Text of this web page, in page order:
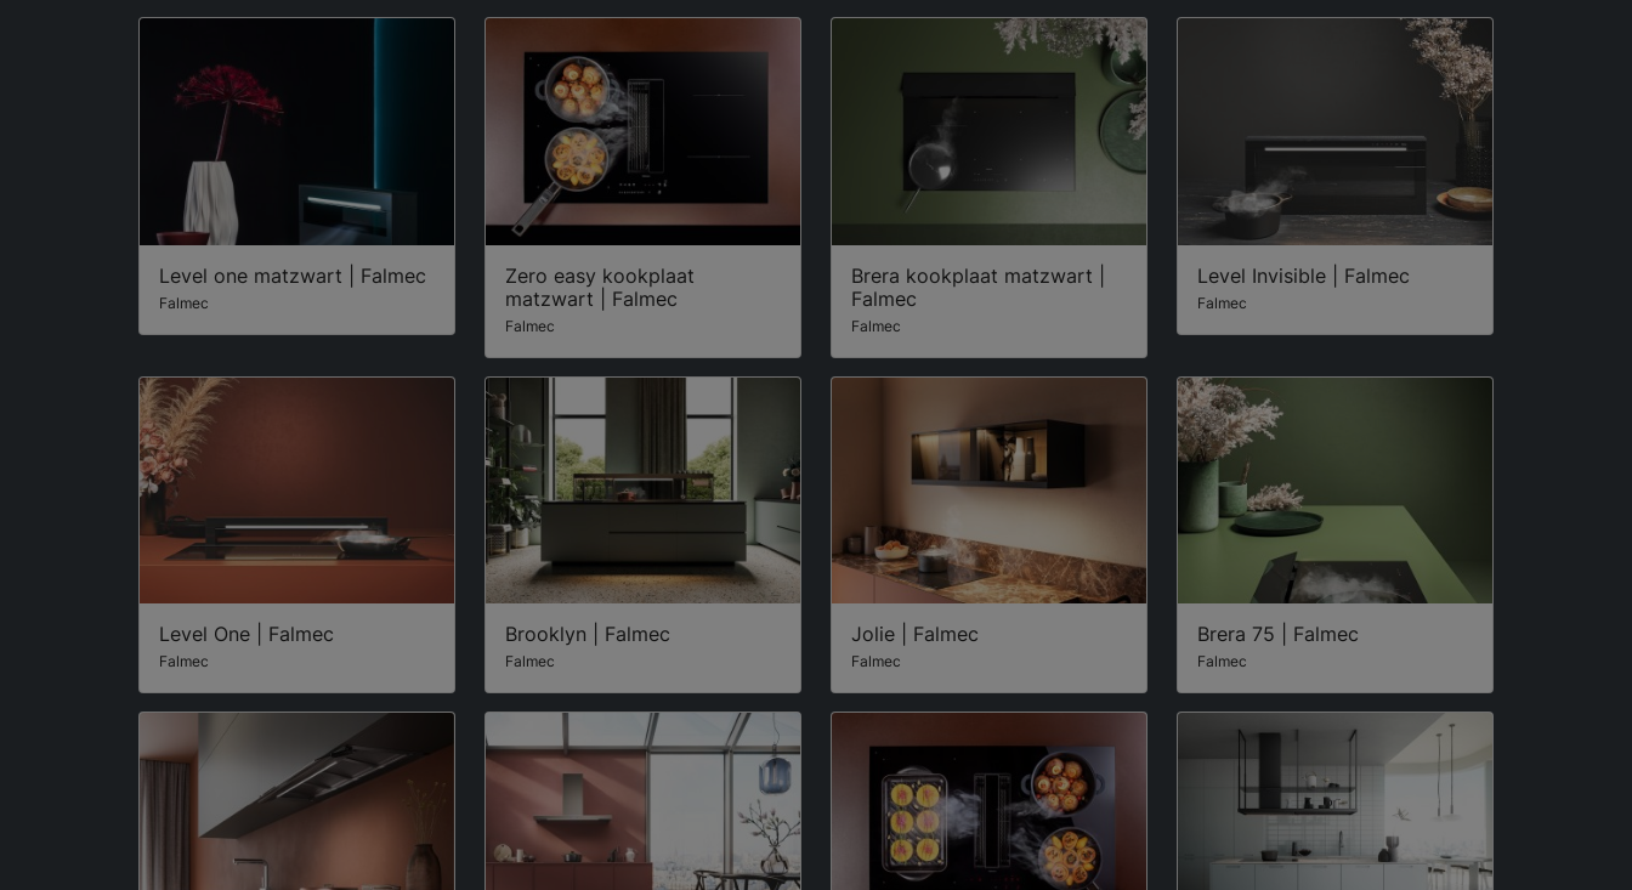
Level one matzwart | Falmec
Falmec
Zero easy kookplaat
matzwart | Falmec
Falmec
Brera kookplaat matzwart |
Falmec
Falmec
Level Invisible | Falmec
Falmec
Level One | Falmec
Falmec
Brooklyn | Falmec
Falmec
Jolie | Falmec
Falmec
Brera 75 | Falmec
Falmec